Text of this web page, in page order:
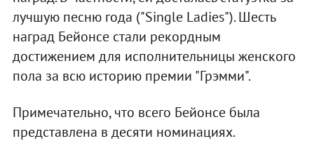
лучшую песню года ("Single Ladies"). Шесть
наград Бейонсе стали рекордным
достижением для исполнительницы женского
пола за всю историю премии "Грэмми".
Примечательно, что всего Бейонсе была
представлена в десяти номинациях.